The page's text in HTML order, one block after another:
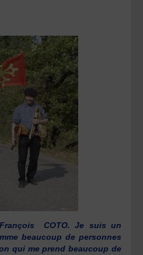
COTO. Je suis un
beaucoup de personnes
qui me prend beaucoup de